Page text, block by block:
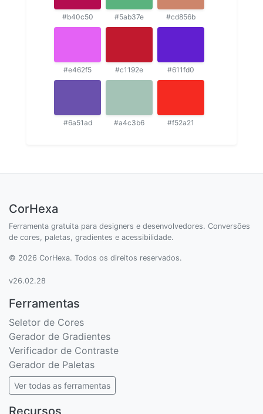
#b40c50 #5ab37e #cd856b
#e462f5 #c1192e #611fd0
#6a51ad #a4c3b6 #f52a21
CorHexa
Ferramenta gratuita para designers e desenvolvedores. Conversões
de cores, paletas, gradientes e acessibilidade.
© 2026 CorHexa. Todos os direitos reservados.
v26.02.28
Ferramentas
Seletor de Cores
Gerador de Gradientes
Verificador de Contraste
Gerador de Paletas
Ver todas as ferramentas
Recursos